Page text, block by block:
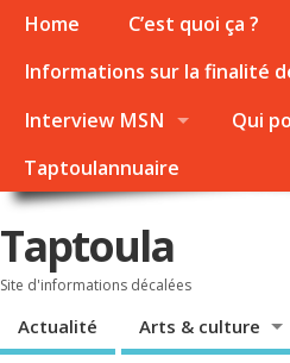
Home C’est quoi ça ?
Informations sur la finalité
Interview MSN
Qui
Taptoulannuaire
Taptoula
Site d'informations décalées
Actualité Arts & culture